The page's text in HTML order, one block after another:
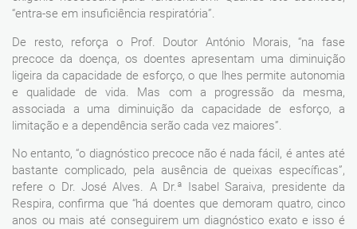
“entra-se em insuficiência respiratória”.
De resto, reforça o Prof. Doutor António Morais, “na fase
precoce da doença, os doentes apresentam uma diminuição
ligeira da capacidade de esforço, o que lhes permite autonomia
e qualidade de vida. Mas com a progressão da mesma,
associada a uma diminuição da capacidade de esforço, a
limitação e a dependência serão cada vez maiores”.
No entanto, “o diagnóstico precoce não é nada fácil, é antes até
bastante complicado, pela ausência de queixas específicas”,
refere o Dr. José Alves. A Dr.ª Isabel Saraiva, presidente da
Respira, confirma que “há doentes que demoram quatro, cinco
anos ou mais até conseguirem um diagnóstico exato e isso é